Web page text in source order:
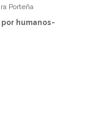
Porteña
humanos-